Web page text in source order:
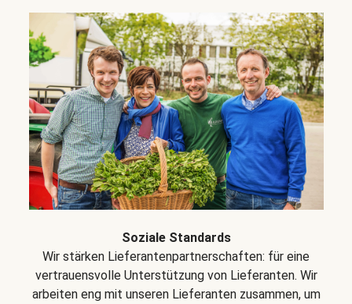
Soziale Standards
Wir stärken Lieferantenpartnerschaften: für eine
vertrauensvolle Unterstützung von Lieferanten. Wir
arbeiten eng mit unseren Lieferanten zusammen, um